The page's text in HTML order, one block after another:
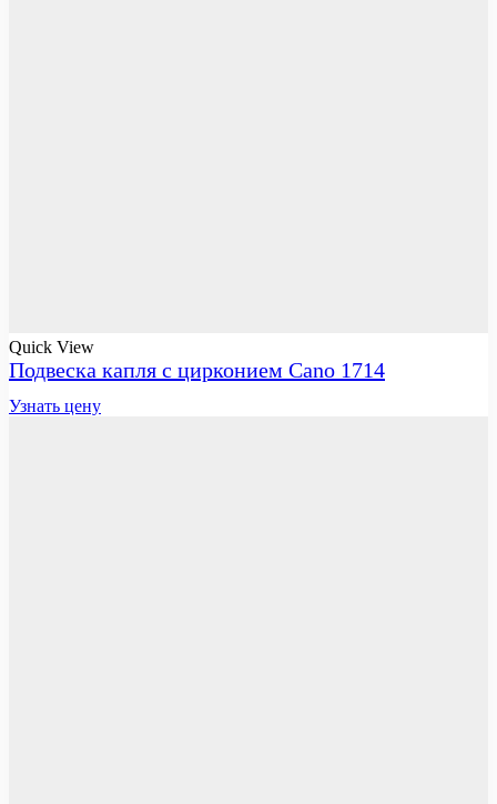
Quick View
Подвеска капля с цирконием Cano 1714
Узнать цену